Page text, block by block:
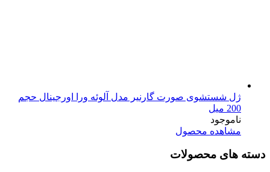
ژل شستشوی صورت گارنیر مدل آلوئه ورا اورجینال حجم
200 میل
ناموجود
مشاهده محصول
دسته های محصولات